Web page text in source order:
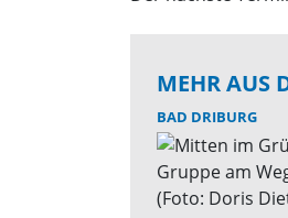
MEHR AUS
BAD DRIBURG